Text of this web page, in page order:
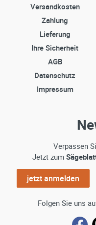
Versandkosten
Zahlung
Lieferung
Ihre Sicherheit
AGB
Datenschutz
Impressum
Verpassen
Jetzt zum
jetzt anmelden
Folgen Sie uns